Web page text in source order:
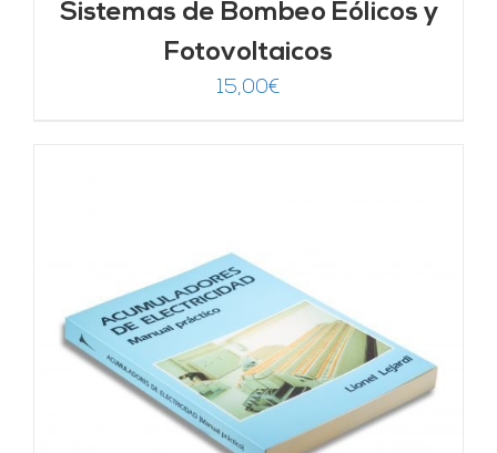
Sistemas de Bombeo Eólicos y
Fotovoltaicos
15,00€